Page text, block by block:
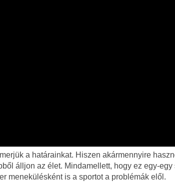
a határainkat. Hiszen akármennyire
álljon az élet. Mindamellett, hogy ez egy-
menekülésként is a sportot a problémák elől.